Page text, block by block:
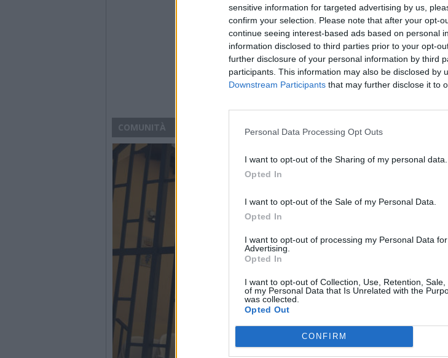
sensitive information for targeted advertising by us,
confirm your selection. Please note that after your opt-
continue seeing interest-based ads based on personal
information disclosed to third parties prior to your opt-
further disclosure of your personal information by third
participants. This information may also be disclosed by
Downstream Participants that may further disclose it to
Personal Data Processing Opt Outs
I want to opt-out of the Sharing of my personal data.
Opted In
I want to opt-out of the Sale of my Personal Data.
Opted In
I want to opt-out of processing my Personal Data
Advertising.
Opted In
I want to opt-out of Collection, Use, Retention,
of my Personal Data that Is Unrelated with the
was collected.
Opted Out
CONFIRM
COMUNITÀ